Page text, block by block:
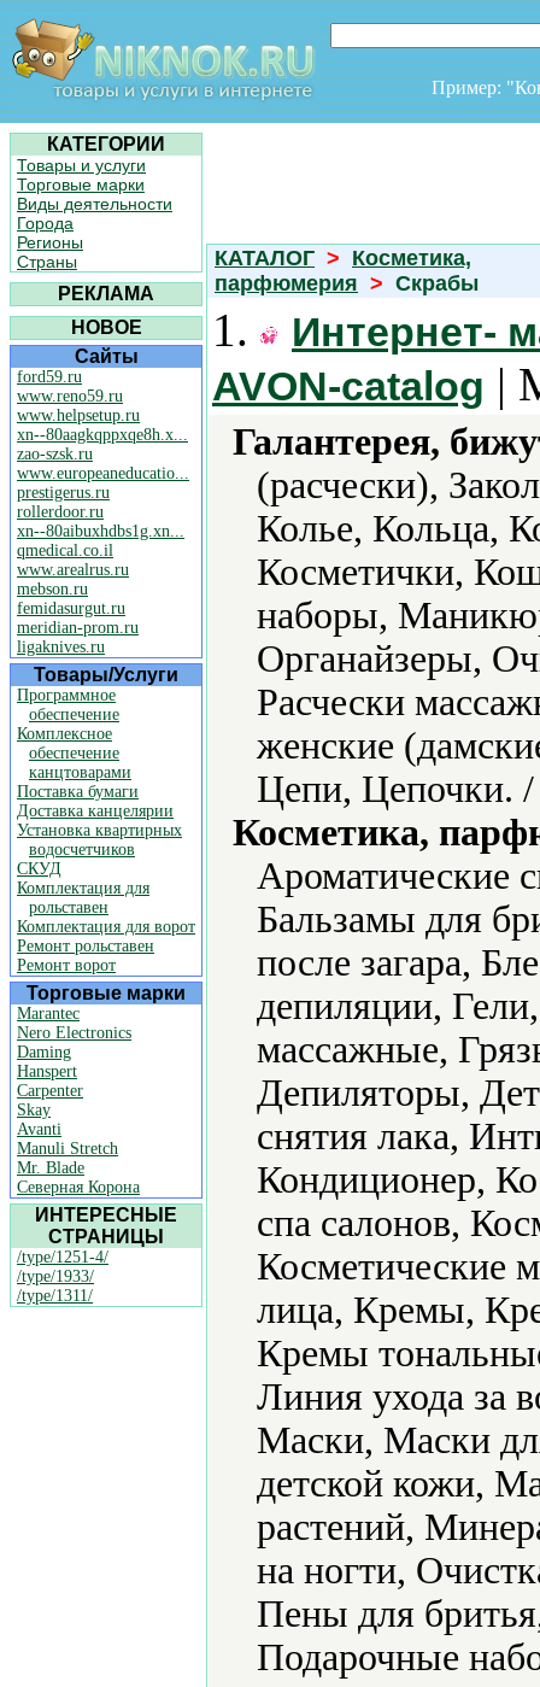
Пример:
КАТЕГОРИИ
Товары и услуги
Торговые марки
Виды деятельности
Города
Регионы
Страны
РЕКЛАМА
НОВОЕ
Сайты
ford59.ru
www.reno59.ru
www.helpsetup.ru
xn--80aagkqppxqe8h.x...
zao-szsk.ru
www.europeaneducatio...
prestigerus.ru
rollerdoor.ru
xn--80aibuxhdbs1g.xn...
qmedical.co.il
www.arealrus.ru
mebson.ru
femidasurgut.ru
meridian-prom.ru
ligaknives.ru
Товары/Услуги
Программное
обеспечение
Комплексное
обеспечение
канцтоварами
Поставка бумаги
Доставка канцелярии
Установка квартирных
водосчетчиков
СКУД
Комплектация для
рольставен
Комплектация для ворот
Ремонт рольставен
Ремонт ворот
Торговые марки
Marantec
Nero Electronics
Daming
Hanspert
Carpenter
Skay
Avanti
Manuli Stretch
Mr. Blade
Северная Корона
ИНТЕРЕСНЫЕ
СТРАНИЦЫ
/type/1251-4/
/type/1933/
/type/1311/
КАТАЛОГ > Косметика,
парфюмерия > Скрабы
1.
Интернет-
AVON-catalog |
Галантерея,
(расчески),
Колье, Кольца,
Косметички,
наборы,
Органайзеры,
Расчески
женские
Цепи, Цепочки.
Косметика,
Ароматические
Бальзамы для
после загара,
депиляции,
массажные,
Депиляторы,
снятия лака,
Кондиционер,
спа салонов,
Косметические
лица, Кремы,
Кремы
Линия ухода за
Маски, Маски
детской кожи,
растений,
на ногти,
Пены для
Подарочные